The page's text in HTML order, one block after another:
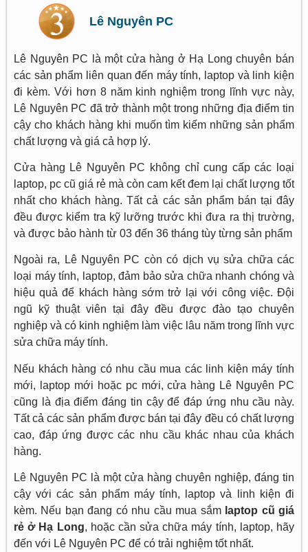
Lê Nguyên PC
Lê Nguyên PC là một cửa hàng ở Hạ Long chuyên bán
các sản phẩm liên quan đến máy tính, laptop và linh kiện
đi kèm. Với hơn 8 năm kinh nghiệm trong lĩnh vực này,
Lê Nguyên PC đã trở thành một trong những địa điểm tin
cậy cho khách hàng khi muốn tìm kiếm những sản phẩm
chất lượng và giá cả hợp lý.
Cửa hàng Lê Nguyên PC không chỉ cung cấp các loại
laptop, pc cũ giá rẻ mà còn cam kết đem lại chất lượng tốt
nhất cho khách hàng. Tất cả các sản phẩm bán tại đây
đều được kiểm tra kỹ lưỡng trước khi đưa ra thị trường,
và được bảo hành từ 03 đến 36 tháng tùy từng sản phẩm
Ngoài ra, Lê Nguyên PC còn có dịch vụ sửa chữa các
loại máy tính, laptop, đảm bảo sửa chữa nhanh chóng và
hiệu quả để khách hàng sớm trở lại với công việc. Đội
ngũ kỹ thuật viên tại đây đều được đào tạo chuyên
nghiệp và có kinh nghiệm làm việc lâu năm trong lĩnh vực
sửa chữa máy tính.
Nếu khách hàng có nhu cầu mua các linh kiện máy tính
mới, laptop mới hoặc pc mới, cửa hàng Lê Nguyên PC
cũng là địa điểm đáng tin cậy để đáp ứng nhu cầu này.
Tất cả các sản phẩm được bán tại đây đều có chất lượng
cao, đáp ứng được các nhu cầu khác nhau của khách
hàng.
Lê Nguyên PC là một cửa hàng chuyên nghiệp, đáng tin
cậy với các sản phẩm máy tính, laptop và linh kiện đi
kèm. Nếu bạn đang có nhu cầu mua sắmlaptop cũ giá
rẻ ở Hạ Long, hoặc cần sửa chữa máy tính, laptop, hãy
đến với Lê Nguyên PC để có trải nghiệm tốt nhất.